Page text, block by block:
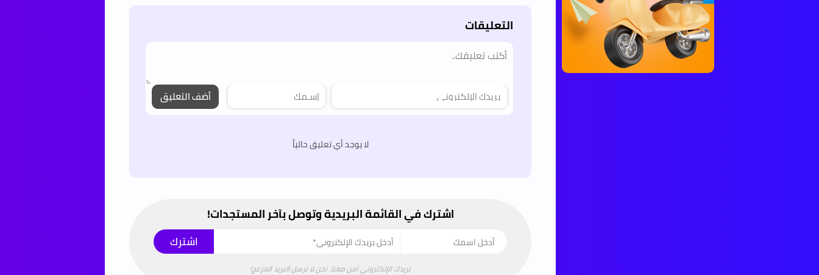
التعليقات
أضف التعليق
لا يوجد أي تعليق حالياً
اشترك في القائمة البريدية وتوصل بآخر المستجدات!
بريدك الإلكتروني آمن معنا، نحن لا نرسل البريد المزعج!